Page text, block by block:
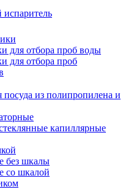
для отбора проб воды
для отбора проб
посуда из полипропилена и
капиллярные
без шкалы
со шкалой